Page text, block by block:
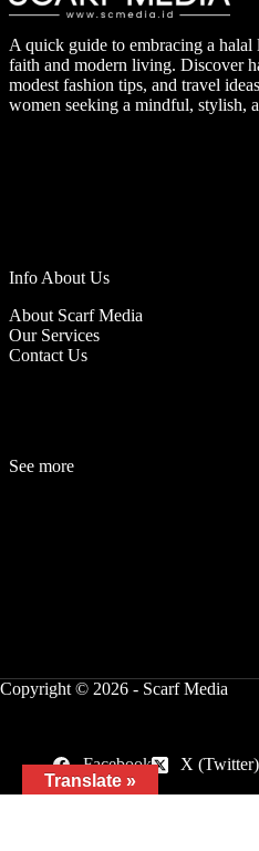
A quick guide to embracing a
faith and modern living. Discover
modest fashion tips, and travel
women seeking a mindful, stylish,
Info About Us
About Scarf Media
Our Services
Contact Us
See more
Copyright © 2026 - Scarf Media
Facebook X (Twitter)
Translate »